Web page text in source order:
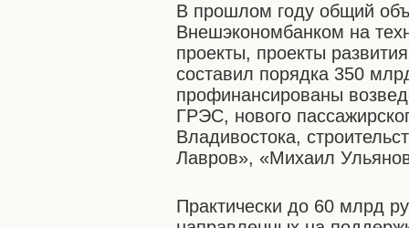
В прошлом году общий
Внешэкономбанком на
проекты, проекты
составил порядка 350
профинансированы
ГРЭС, нового
Владивостока,
Лавров», «Михаил
Практически до 60 млрд